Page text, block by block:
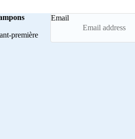
première
Email